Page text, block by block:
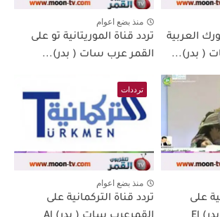
العربية
( بدر)...
منذ بضع اعوام
تردد قناة الموريتانية تو على
القمر عرب سات ( بدر)...
على
ترددات
منذ بضع اعوام
تردد قناة التركمانية على